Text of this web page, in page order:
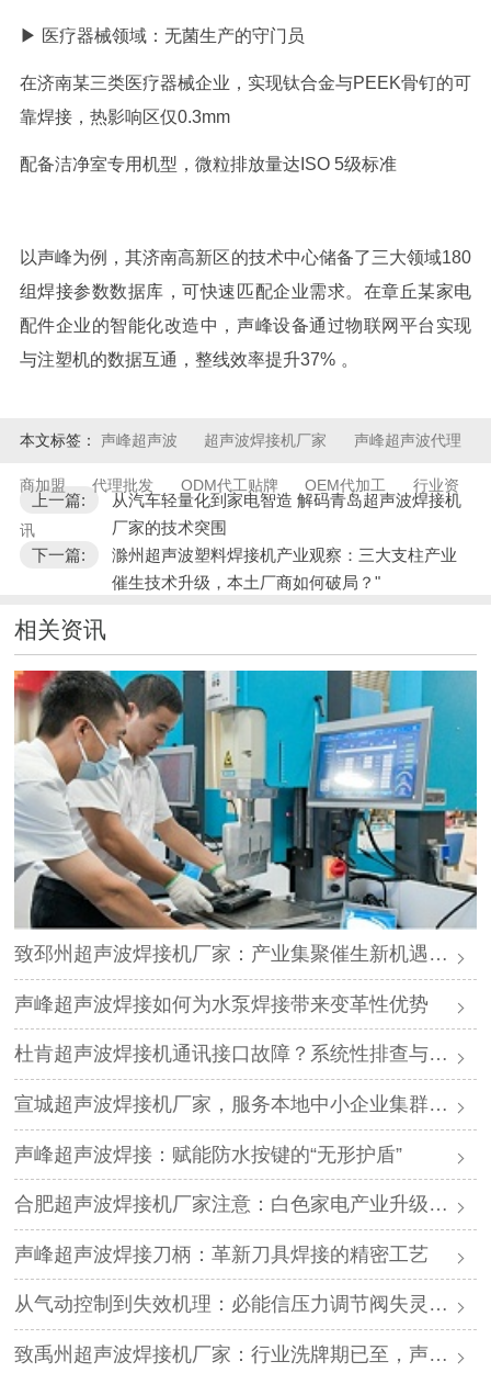
▶ 医疗器械领域：无菌生产的守门员
在济南某三类医疗器械企业，实现钛合金与PEEK骨钉的可
靠焊接，热影响区仅0.3mm
配备洁净室专用机型，微粒排放量达 ISO 5级标准
以声峰为例，其济南高新区的技术中心储备了三大领域180
组焊接参数数据库，可快速匹配企业需求。在章丘某家电
配件企业的智能化改造中，声峰设备通过物联网平台实现
与注塑机的数据互通，整线效率提升37% 。
本文标签： 声峰超声波 超声波焊接机厂家 声峰超声波代理
商加盟 代理批发 ODM代工贴牌 OEM代加工 行业资
讯
上一篇:
从汽车轻量化到家电智造 解码青岛超声波焊接机
厂家的技术突围
下一篇:
滁州超声波塑料焊接机产业观察：三大支柱产业
催生技术升级，本土厂商如何破局？​"
相关资讯
致邳州超声波焊接机厂家：产业集聚催生新机遇，声峰源头工厂邀您抱团发展
声峰超声波焊接如何为水泵焊接带来变革性优势
杜肯超声波焊接机通讯接口故障？系统性排查与专业解决方案
宣城超声波焊接机厂家，服务本地中小企业集群，声峰ODM贴牌助您轻装上阵
声峰超声波焊接：赋能防水按键的“无形护盾”
合肥超声波焊接机厂家注意：白色家电产业升级，声峰源头工厂诚邀加盟
声峰超声波焊接刀柄：革新刀具焊接的精密工艺
从气动控制到失效机理：必能信压力调节阀失灵的深度解析与专业修复
致禹州超声波焊接机厂家：行业洗牌期已至，声峰源头工厂邀您抱团取暖